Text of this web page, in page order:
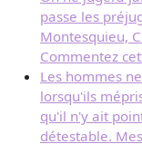
passe les
Montesquieu,
Commentez
Les hommes
lorsqu'ils
qu'il n'y ait
détestable.